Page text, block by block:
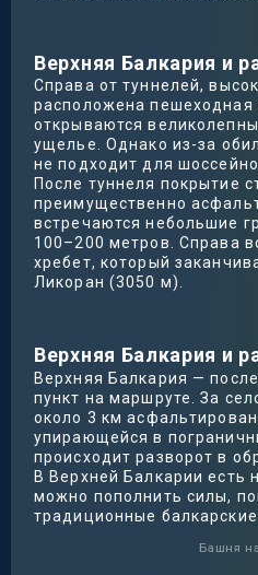
Верхняя Балкария и
Справа от туннелей,
расположена пешеходная
открываются
ущелье. Однако из-за
не подходит для
После туннеля покрытие
преимущественно
встречаются небольшие
100–200 метров. Справа
хребет, который
Ликоран (3050 м).
Верхняя Балкария и
Верхняя Балкария —
пункт на маршруте. За
около 3 км
упирающейся в
происходит разворот в
В Верхней Балкарии есть
можно пополнить силы,
традиционные
Башня